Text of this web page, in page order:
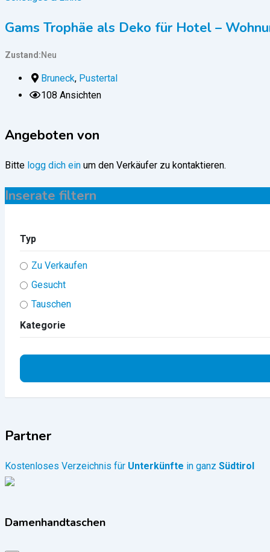
Gams Trophäe als Deko für Hotel –
Zustand Neu
Bruneck, Pustertal
108 Ansichten
Angeboten von
Bitte logg dich ein um den Verkäufer zu kontaktieren.
Inserate filtern
Typ
Zu Verkaufen
Gesucht
Tauschen
Kategorie
Partner
Kostenloses Verzeichnis für Unterkünfte in ganz Südtirol
Damenhandtaschen